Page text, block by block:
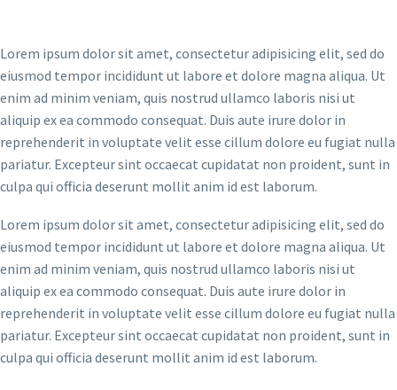
Lorem ipsum dolor sit amet, consectetur adipisicing elit, sed do
eiusmod tempor incididunt ut labore et dolore magna aliqua. Ut
enim ad minim veniam, quis nostrud ullamco laboris nisi ut
aliquip ex ea commodo consequat. Duis aute irure dolor in
reprehenderit in voluptate velit esse cillum dolore eu fugiat nulla
pariatur. Excepteur sint occaecat cupidatat non proident, sunt in
culpa qui officia deserunt mollit anim id est laborum.
Lorem ipsum dolor sit amet, consectetur adipisicing elit, sed do
eiusmod tempor incididunt ut labore et dolore magna aliqua. Ut
enim ad minim veniam, quis nostrud ullamco laboris nisi ut
aliquip ex ea commodo consequat. Duis aute irure dolor in
reprehenderit in voluptate velit esse cillum dolore eu fugiat nulla
pariatur. Excepteur sint occaecat cupidatat non proident, sunt in
culpa qui officia deserunt mollit anim id est laborum.